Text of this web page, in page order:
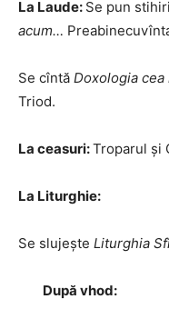
La Laude: Se pun
acum…
Se cîntă Doxologia cea
Triod.
La ceasuri:Troparul și
La Liturghie:
Se slujește Liturghia
După vhod: